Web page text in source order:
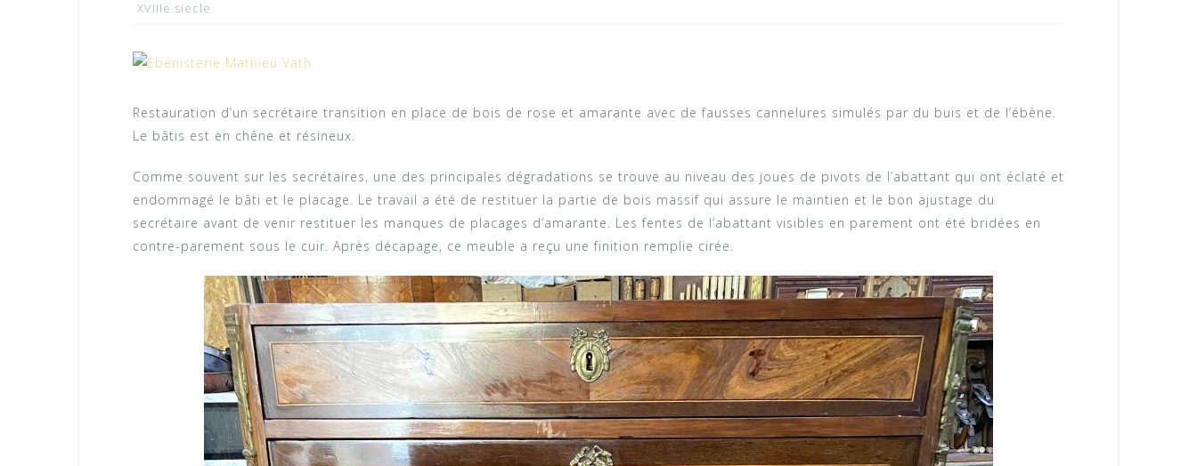
XVIIIe siecle
Restauration d’un secrétaire transition en place de bois de rose et amarante avec de fausses cannelures simulés par du buis et de l’ébène.
Le bâtis est en chêne et résineux.
Comme souvent sur les secrétaires, une des principales dégradations se trouve au niveau des joues de pivots de l’abattant qui ont éclaté et
endommagé le bâti et le placage. Le travail a été de restituer la partie de bois massif qui assure le maintien et le bon ajustage du
secrétaire avant de venir restituer les manques de placages d’amarante. Les fentes de l’abattant visibles en parement ont été bridées en
contre-parement sous le cuir. Après décapage, ce meuble a reçu une finition remplie cirée.